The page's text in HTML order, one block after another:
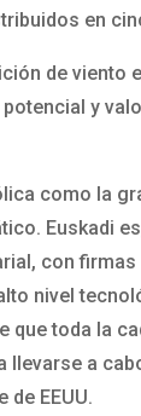
en
de viento
y
como la
Euskadi
con
nivel
que toda la
a
EEUU.